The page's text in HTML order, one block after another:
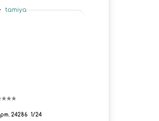
tamiya
24286 1/24